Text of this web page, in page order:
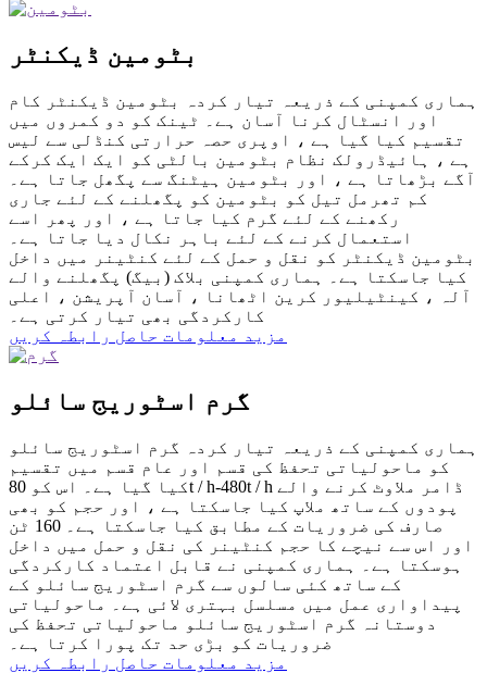
بٹومین ڈیکنٹر
ہماری کمپنی کے ذریعہ تیار کردہ بٹومین ڈیکنٹر کام
اور انسٹال کرنا آسان ہے۔ ٹینک کو دو کمروں میں
تقسیم کیا گیا ہے ، اوپری حصہ حرارتی کنڈلی سے لیس
ہے ، ہائیڈرولک نظام بٹومین بالٹی کو ایک ایک کرکے
آگے بڑھاتا ہے ، اور بٹومین ہیٹنگ سے پگھل جاتا ہے۔
کم تھرمل تیل کو بٹومین کو پگھلنے کے لئے جاری
رکھنے کے لئے گرم کیا جاتا ہے ، اور پھر اسے
استعمال کرنے کے لئے باہر نکال دیا جاتا ہے۔
بٹومین ڈیکنٹر کو نقل و حمل کے لئے کنٹینر میں داخل
کیا جاسکتا ہے۔ ہماری کمپنی بلاک (بیگ) پگھلنے والے
آلہ ، کینٹیلیور کرین اٹھانا ، آسان آپریشن ، اعلی
کارکردگی بھی تیار کرتی ہے۔
مزید معلومات حاصل رابطہ کریں
گرم اسٹوریج سائلو
ہماری کمپنی کے ذریعہ تیار کردہ گرم اسٹوریج سائلو
کو ماحولیاتی تحفظ کی قسم اور عام قسم میں تقسیم
کیا گیا ہے۔ اس کو 80t / h-480t / h ڈامر ملاوٹ کرنے والے
پودوں کے ساتھ ملاپ کیا جاسکتا ہے ، اور حجم کو بھی
صارف کی ضروریات کے مطابق کیا جاسکتا ہے۔ 160 ٹن
اور اس سے نیچے کا حجم کنٹینر کی نقل و حمل میں داخل
ہوسکتا ہے۔ ہماری کمپنی نے قابل اعتماد کارکردگی
کے ساتھ کئی سالوں سے گرم اسٹوریج سائلو کے
پیداواری عمل میں مسلسل بہتری لائی ہے۔ ماحولیاتی
دوستانہ گرم اسٹوریج سائلو ماحولیاتی تحفظ کی
ضروریات کو بڑی حد تک پورا کرتا ہے۔
مزید معلومات حاصل رابطہ کریں